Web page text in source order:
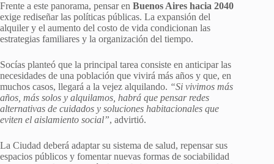
Frente a este panorama, pensar en Buenos Aires hacia 2040
exige rediseñar las políticas públicas. La expansión del
alquiler y el aumento del costo de vida condicionan las
estrategias familiares y la organización del tiempo.
Socías planteó que la principal tarea consiste en anticipar las
necesidades de una población que vivirá más años y que, en
muchos casos, llegará a la vejez alquilando. “Si vivimos más
años, más solos y alquilamos, habrá que pensar redes
alternativas de cuidados y soluciones habitacionales que
eviten el aislamiento social”, advirtió.
La Ciudad deberá adaptar su sistema de salud, repensar sus
espacios públicos y fomentar nuevas formas de sociabilidad